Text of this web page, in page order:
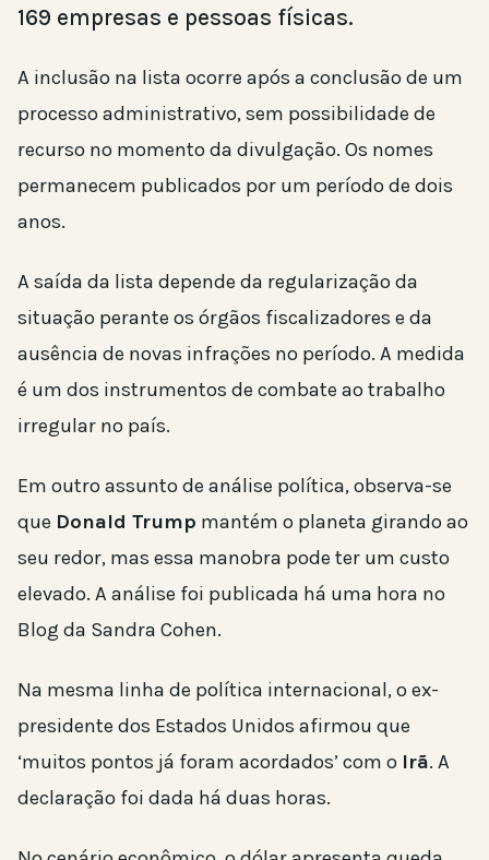
169 empresas e pessoas físicas.
A inclusão na lista ocorre após a conclusão de um
processo administrativo, sem possibilidade de
recurso no momento da divulgação. Os nomes
permanecem publicados por um período de dois
anos.
A saída da lista depende da regularização da
situação perante os órgãos fiscalizadores e da
ausência de novas infrações no período. A medida
é um dos instrumentos de combate ao trabalho
irregular no país.
Em outro assunto de análise política, observa-se
que Donald Trump mantém o planeta girando ao
seu redor, mas essa manobra pode ter um custo
elevado. A análise foi publicada há uma hora no
Blog da Sandra Cohen.
Na mesma linha de política internacional, o ex-
presidente dos Estados Unidos afirmou que
‘muitos pontos já foram acordados’ com o Irã. A
declaração foi dada há duas horas.